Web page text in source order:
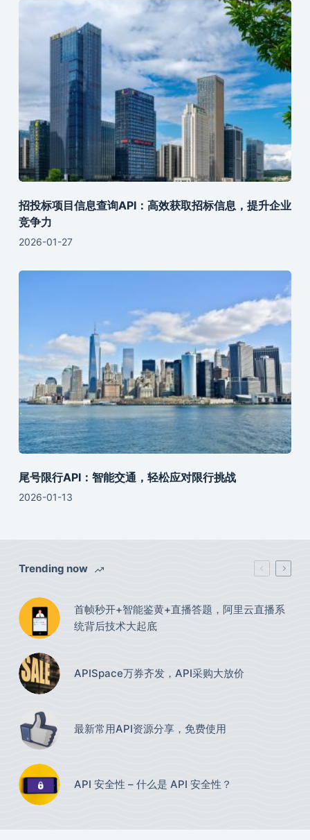
招投标项目信息查询API：高效获取招标信息，提升企业
竞争力
2026-01-27
尾号限行API：智能交通，轻松应对限行挑战
2026-01-13
Trending now
首帧秒开+智能鉴黄+直播答题，阿里云直播系
统背后技术大起底
APISpace万券齐发，API采购大放价
最新常用API资源分享，免费使用​
API 安全性 – 什么是 API 安全性？